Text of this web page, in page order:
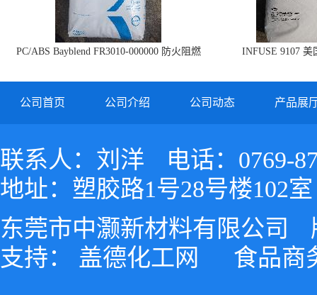
PC/ABS Bayblend FR3010-000000 防火阻燃
INFUSE 9107 美
公司首页 公司介绍 公司动态 产品展
联系人：刘洋
电话：0769-
地址：塑胶路1号28号楼102室
东莞市中灏新材料有限公司
支持： 盖德化工网 食品商